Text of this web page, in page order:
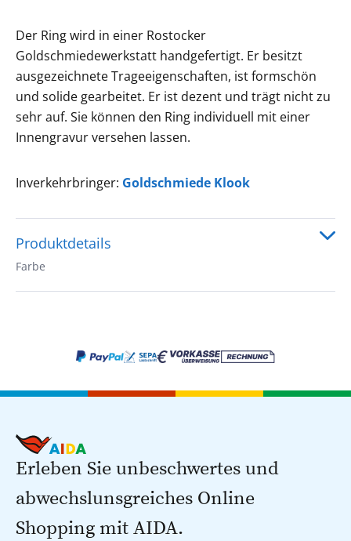
Der Ring wird in einer Rostocker
Goldschmiedewerkstatt handgefertigt. Er besitzt
ausgezeichnete Trageeigenschaften, ist formschön
und solide gearbeitet. Er ist dezent und trägt nicht zu
sehr auf. Sie können den Ring individuell mit einer
Innengravur versehen lassen.
Inverkehrbringer: Goldschmiede Klook
Produktdetails
Farbe
Erleben Sie unbeschwertes und
abwechslunsgreiches Online
Shopping mit AIDA.